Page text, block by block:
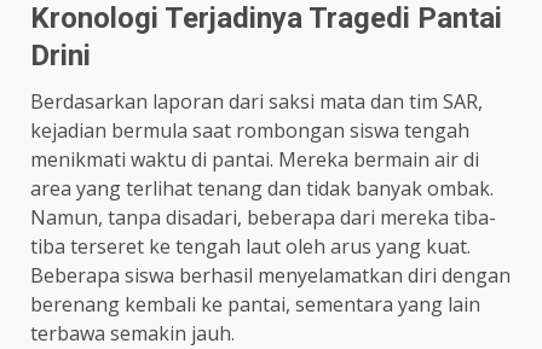
Kronologi Terjadinya Tragedi Pantai
Drini
Berdasarkan laporan dari saksi mata dan tim SAR,
kejadian bermula saat rombongan siswa tengah
menikmati waktu di pantai. Mereka bermain air di
area yang terlihat tenang dan tidak banyak ombak.
Namun, tanpa disadari, beberapa dari mereka tiba-
tiba terseret ke tengah laut oleh arus yang kuat.
Beberapa siswa berhasil menyelamatkan diri dengan
berenang kembali ke pantai, sementara yang lain
terbawa semakin jauh.